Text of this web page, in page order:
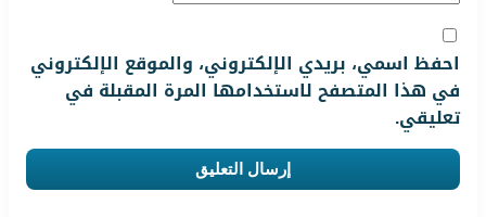
احفظ اسمي، بريدي الإلكتروني، والموقع الإلكتروني
في هذا المتصفح لاستخدامها المرة المقبلة في
تعليقي.